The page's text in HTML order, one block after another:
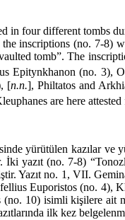
in four different tombs
inscriptions (no. 7-8)
tomb”. The
Epitynkhanon (no. 3),
[n.n.], Philtatos and
are here
yürütülen kazılar ve
yazıt (no. 7-8)
Yazıt no. 1, VII.
Euporistos (no. 4),
10) isimli kişilere ait
ilk kez